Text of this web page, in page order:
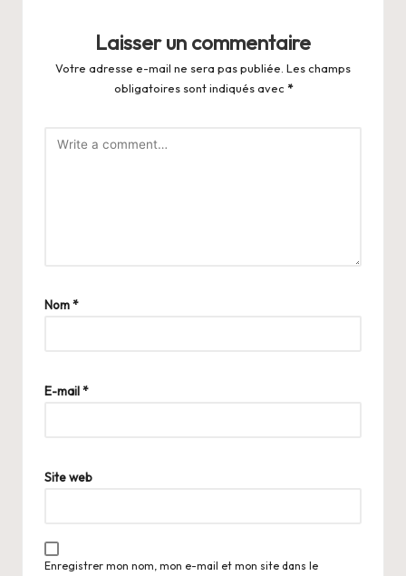
Laisser un commentaire
Votre adresse e-mail ne sera pas publiée. Les champs
obligatoires sont indiqués avec *
Nom*
E-mail*
Site web
Enregistrer mon nom, mon e-mail et mon site dans le
lt
: